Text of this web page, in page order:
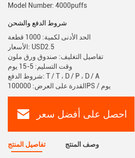
Model Number: 4000puffs
شروط الدفع والشحن
الحد الأدنى لكمية: 1000 قطعة
الأسعار: USD2.5
تفاصيل التغليف: صندوق ورق ملون
وقت التسليم: 5-15 يوم
شروط الدفع: T / T ، D / P ، D / A
القدرة على العرض: 100000PS / يوم
احصل على أفضل سعر
تفاصيل المنتج وصف المنتج